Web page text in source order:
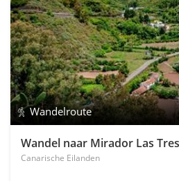
Wandelroute
Wandel naar Mirador Las
Canarische Eilanden